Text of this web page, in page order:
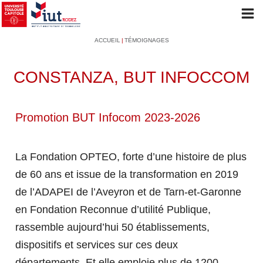
Aller
au
Navigation
principale
PRÉSENTATION
Le mot du Directeur
L'historique de l'IUT
Les conseils et instances
L'organisation administrative
d'Ariane
ACCUEIL TÉMOIGNAGES
CONSTANZA, BUT INFOCCOM
Promotion BUT Infocom 2023-2026
La Fondation OPTEO, forte d’une histoire de plus
de 60 ans et issue de la transformation en 2019
de l’ADAPEI de l’Aveyron et de Tarn-et-Garonne
en Fondation Reconnue d’utilité Publique,
rassemble aujourd’hui 50 établissements,
dispositifs et services sur ces deux